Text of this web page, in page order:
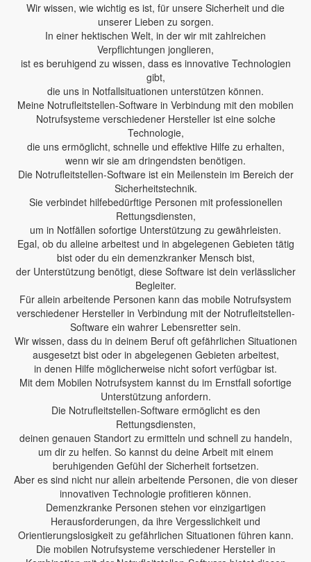
Wir wissen, wie wichtig es ist, für unsere Sicherheit und die
unserer Lieben zu sorgen.
In einer hektischen Welt, in der wir mit zahlreichen
Verpflichtungen jonglieren,
ist es beruhigend zu wissen, dass es innovative Technologien
gibt,
die uns in Notfallsituationen unterstützen können.
Meine Notrufleitstellen-Software in Verbindung mit den mobilen
Notrufsysteme verschiedener Hersteller ist eine solche
Technologie,
die uns ermöglicht, schnelle und effektive Hilfe zu erhalten,
wenn wir sie am dringendsten benötigen.
Die Notrufleitstellen-Software ist ein Meilenstein im Bereich der
Sicherheitstechnik.
Sie verbindet hilfebedürftige Personen mit professionellen
Rettungsdiensten,
um in Notfällen sofortige Unterstützung zu gewährleisten.
Egal, ob du alleine arbeitest und in abgelegenen Gebieten tätig
bist oder du ein demenzkranker Mensch bist,
der Unterstützung benötigt, diese Software ist dein verlässlicher
Begleiter.
Für allein arbeitende Personen kann das mobile Notrufsystem
verschiedener Hersteller in Verbindung mit der Notrufleitstellen-
Software ein wahrer Lebensretter sein.
Wir wissen, dass du in deinem Beruf oft gefährlichen Situationen
ausgesetzt bist oder in abgelegenen Gebieten arbeitest,
in denen Hilfe möglicherweise nicht sofort verfügbar ist.
Mit dem Mobilen Notrufsystem kannst du im Ernstfall sofortige
Unterstützung anfordern.
Die Notrufleitstellen-Software ermöglicht es den
Rettungsdiensten,
deinen genauen Standort zu ermitteln und schnell zu handeln,
um dir zu helfen. So kannst du deine Arbeit mit einem
beruhigenden Gefühl der Sicherheit fortsetzen.
Aber es sind nicht nur allein arbeitende Personen, die von dieser
innovativen Technologie profitieren können.
Demenzkranke Personen stehen vor einzigartigen
Herausforderungen, da ihre Vergesslichkeit und
Orientierungslosigkeit zu gefährlichen Situationen führen kann.
Die mobilen Notrufsysteme verschiedener Hersteller in